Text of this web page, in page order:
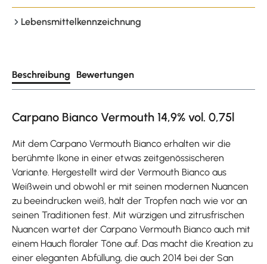
Lebensmittelkennzeichnung
Beschreibung Bewertungen
Carpano Bianco Vermouth 14,9% vol. 0,75l
Mit dem Carpano Vermouth Bianco erhalten wir die
berühmte Ikone in einer etwas zeitgenössischeren
Variante. Hergestellt wird der Vermouth Bianco aus
Weißwein und obwohl er mit seinen modernen Nuancen
zu beeindrucken weiß, hält der Tropfen nach wie vor an
seinen Traditionen fest. Mit würzigen und zitrusfrischen
Nuancen wartet der Carpano Vermouth Bianco auch mit
einem Hauch floraler Töne auf. Das macht die Kreation zu
einer eleganten Abfüllung, die auch 2014 bei der San